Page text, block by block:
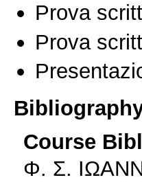
Prova
Prova
Course
Φ. Σ.